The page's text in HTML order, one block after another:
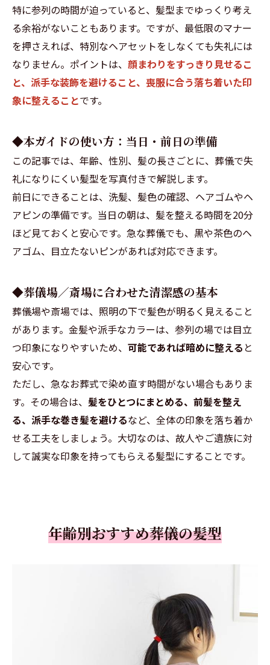
特に参列の時間が迫っていると、髪型までゆっくり考え
る余裕がないこともあります。ですが、最低限のマナー
を押さえれば、特別なヘアセットをしなくても失礼には
なりません。ポイントは、 顔まわりをすっきり見せるこ
と、派手な装飾を避けること、喪服に合う落ち着いた印
象に整えることです。
◆本ガイドの使い方：当日・前日の準備
この記事では、年齢、性別、髪の長さごとに、葬儀で失
礼になりにくい髪型を写真付きで解説します。
前日にできることは、洗髪、髪色の確認、ヘアゴムやヘ
アピンの準備です。当日の朝は、髪を整える時間を20分
ほど見ておくと安心です。急な葬儀でも、黒や茶色のヘ
アゴム、目立たないピンがあれば対応できます。
◆葬儀場／斎場に合わせた清潔感の基本
葬儀場や斎場では、照明の下で髪色が明るく見えること
があります。金髪や派手なカラーは、参列の場では目立
つ印象になりやすいため、 可能であれば暗めに整える と
安心です。
ただし、急なお葬式で染め直す時間がない場合もありま
す。その場合は、 髪をひとつにまとめる、前髪を整え
る、派手な巻き髪を避けるなど、全体の印象を落ち着か
せる工夫をしましょう。大切なのは、故人やご遺族に対
して誠実な印象を持ってもらえる髪型にすることです。
年齢別おすすめ葬儀の髪型